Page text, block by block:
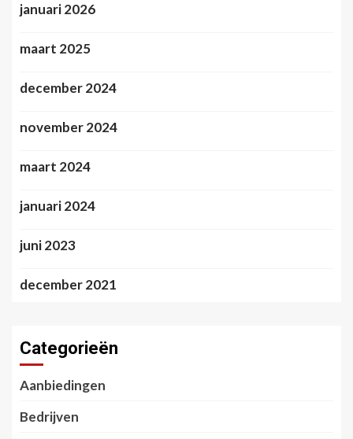
januari 2026
maart 2025
december 2024
november 2024
maart 2024
januari 2024
juni 2023
december 2021
Categorieën
Aanbiedingen
Bedrijven